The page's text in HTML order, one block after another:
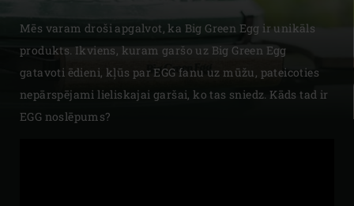
Mēs varam droši apgalvot, ka Big Green Egg ir unikāls
produkts. Ikviens, kuram garšo uz Big Green Egg
gatavoti ēdieni, kļūs par EGG fanu uz mūžu, pateicoties
nepārspējami lieliskajai garšai, ko tas sniedz. Kāds tad ir
EGG noslēpums?